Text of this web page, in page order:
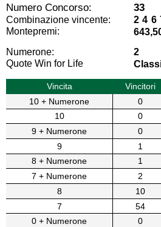
Numero Concorso: 33
Combinazione vincente:
2 4 6
Montepremi:
Numerone:
2
Quote Win for Life
Vincita Vincitori
10 + Numerone
0
10
0
9 + Numerone
0
9
1
8 + Numerone
1
7 + Numerone
2
8
10
7
54
0 + Numerone
0